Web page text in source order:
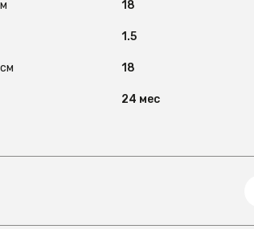
18
1.5
18
24 мес